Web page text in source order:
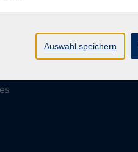
Reihen
Auswahl speichern